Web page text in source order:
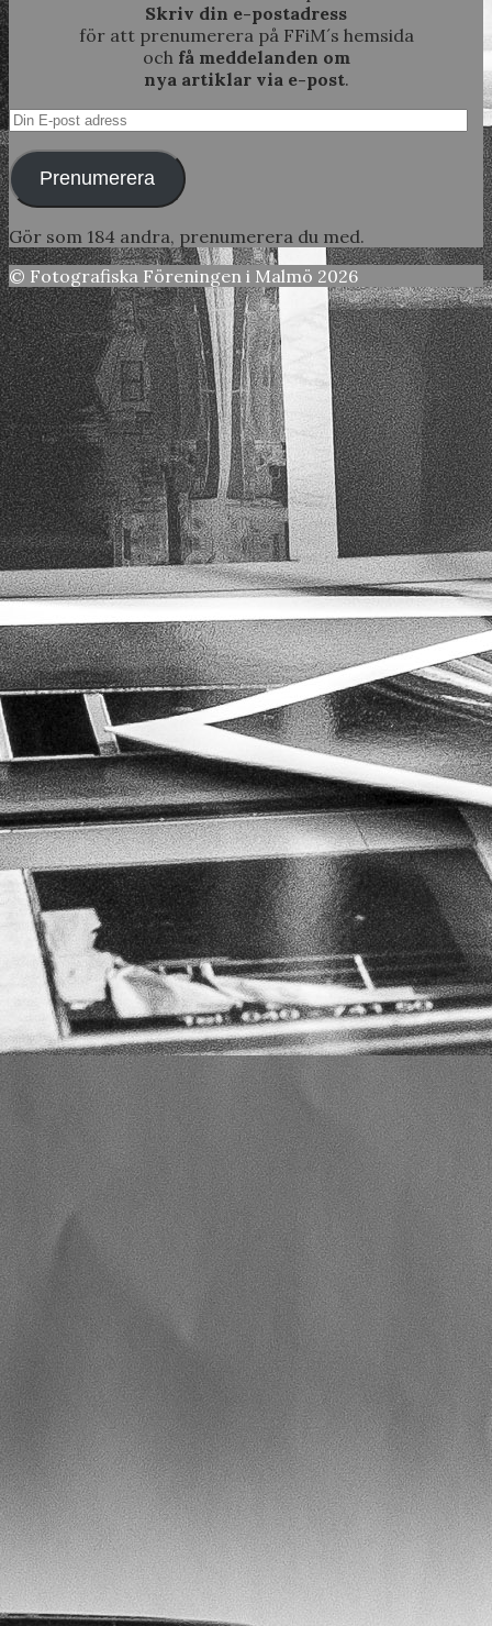
Skriv din e-postadress
för att prenumerera på FFiM´s hemsida
och få meddelanden om
nya artiklar via e-post.
Din
E-
post
adressPrenumerera
Gör som 184 andra, prenumerera du med.
© Fotografiska Föreningen i Malmö 2026